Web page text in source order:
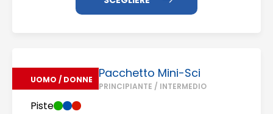
UOMO / DONNE Pacchetto Mini-Sci
PRINCIPIANTE / INTERMEDIO
Piste